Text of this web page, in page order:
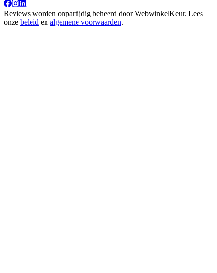
Reviews worden onpartijdig beheerd doorWebwinkelKeur. Lees
onze beleid en algemene voorwaarden.